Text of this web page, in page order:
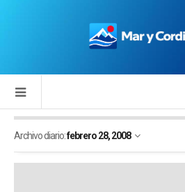
Archivo diario:febrero 28, 2008